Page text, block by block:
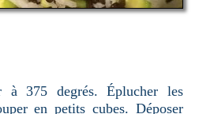
à 375 degrés. Éplucher les
en petits cubes. Déposer